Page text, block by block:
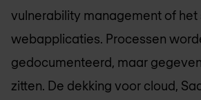
vulnerability management of het
webapplicaties. Processen
gedocumenteerd, maar
zitten. De dekking voor cloud,